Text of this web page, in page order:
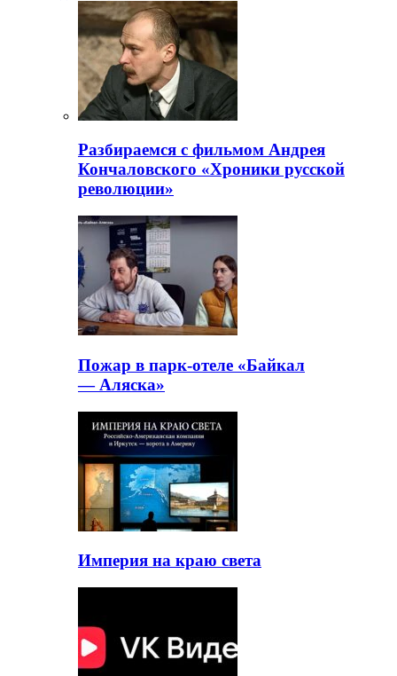
Разбираемся с фильмом Андрея
Кончаловского «Хроники русской
революции»
Пожар в парк-отеле «Байкал
— Аляска»
Империя на краю света